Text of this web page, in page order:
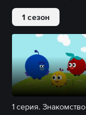
1 сезон
1 серия. Знакомство